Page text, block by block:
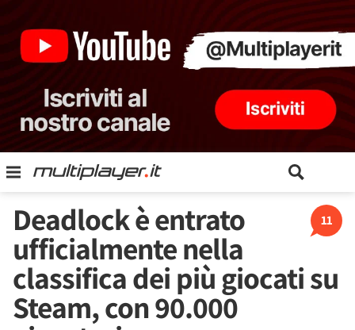
11
Deadlock è entrato
ufficialmente nella
classifica dei più giocati su
Steam, con 90.000